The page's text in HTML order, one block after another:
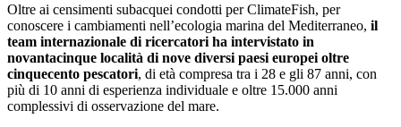
Oltre ai censimenti subacquei condotti per ClimateFish, per
conoscere i cambiamenti nell’ecologia marina del Mediterraneo, il
team internazionale di ricercatori ha intervistato in
novantacinque località di nove diversi paesi europei oltre
cinquecento pescatori, di età compresa tra i 28 e gli 87 anni, con
più di 10 anni di esperienza individuale e oltre 15.000 anni
complessivi di osservazione del mare.